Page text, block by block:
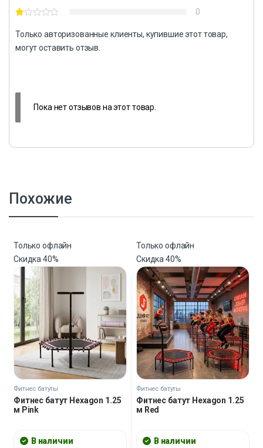
0
Только авторизованные клиенты, купившие этот товар,
могут оставить отзыв.
Пока нет отзывов на этот товар.
Похожие
Только офлайн
Скидка40%
Фитнес батуты
Фитнес батут Hexagon 1.25
м Pink
В наличии
Только офлайн
Скидка40%
Фитнес батуты
Фитнес батут Hexagon 1.25
м Red
В наличии